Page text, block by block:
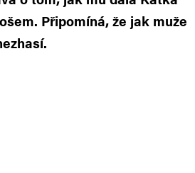
Připomíná, že jak muže